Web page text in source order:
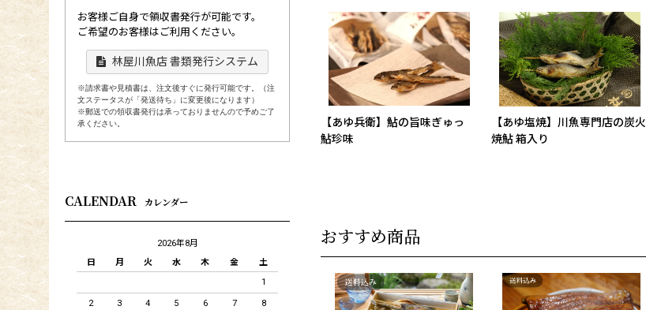
【あゆ兵衛】鮎の旨味ぎゅっ
鮎珍味
【あゆ塩焼】川魚専門店の炭火
焼鮎 箱入り
おすすめ商品
お客様ご自身で領収書発行が可能です。
ご希望のお客様はご利用ください。
林屋川魚店 書類発行システム
※請求書や見積書は、注文後すぐに発行可能です。（注
文ステータスが「発送待ち」に変更後になります）
※郵送での領収書発行は承っておりませんので予めご了
承ください。
CALENDAR カレンダー
2026年8月
日
月 火 水 木 金
土
1
2 3 4 5 6 7 8